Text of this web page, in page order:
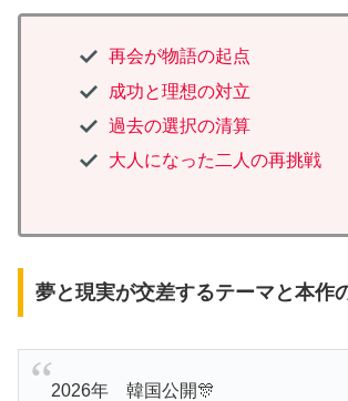
再会が物語の起点
成功と理想の対立
過去の選択の清算
大人になった二人の再挑戦
夢と現実が交差するテーマと本作
2026年 韓国公開🎊